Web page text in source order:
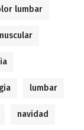
lumbar
lumbar
navidad